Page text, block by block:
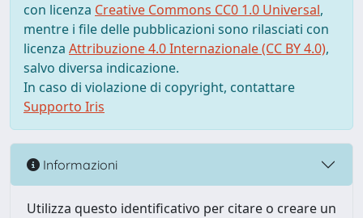
con licenza Creative Commons CC0 1.0 Universal,
mentre i file delle pubblicazioni sono rilasciati con
licenza Attribuzione 4.0 Internazionale (CC BY 4.0),
salvo diversa indicazione.
In caso di violazione di copyright, contattare
Supporto Iris
Informazioni
Utilizza questo identificativo per citare o creare un